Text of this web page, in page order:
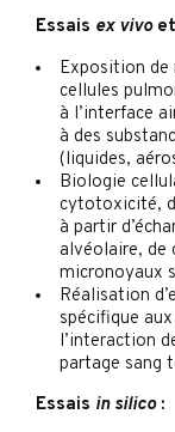
Essais ex vivoet
Exposition de
cellules
à l’interface
à des
(liquides,
Biologie
cytotoxicité,
à partir
alvéolaire, de
micronoyaux
Réalisation
spécifique
l’interaction
partage sang
Essais in silico: